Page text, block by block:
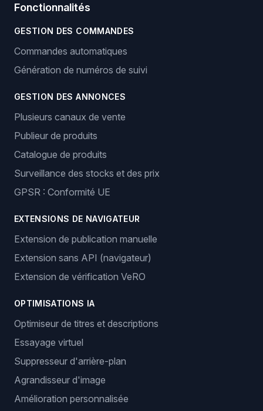
Fonctionnalités
GESTION DES COMMANDES
Commandes automatiques
Génération de numéros de suivi
GESTION DES ANNONCES
Plusieurs canaux de vente
Publieur de produits
Catalogue de produits
Surveillance des stocks et des prix
GPSR : Conformité UE
EXTENSIONS DE NAVIGATEUR
Extension de publication manuelle
Extension sans API (navigateur)
Extension de vérification VeRO
OPTIMISATIONS IA
Optimiseur de titres et descriptions
Essayage virtuel
Suppresseur d'arrière-plan
Agrandisseur d'image
Amélioration personnalisée